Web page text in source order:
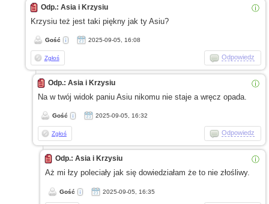
ⓘ
Odp.: Asia i Krzysiu
Krzysiu też jest taki piękny jak ty Asiu?
Gość 2025-09-05, 16:08
Zgłoś Odpowiedz
ⓘ
Odp.: Asia i Krzysiu
Na w twój widok paniu Asiu nikomu nie staje a wręcz opada.
Gość 2025-09-05, 16:32
Zgłoś Odpowiedz
ⓘ
Odp.: Asia i Krzysiu
Aż mi łzy poleciały jak się dowiedziałam że to nie złośliwy.
Gość 2025-09-05, 16:35